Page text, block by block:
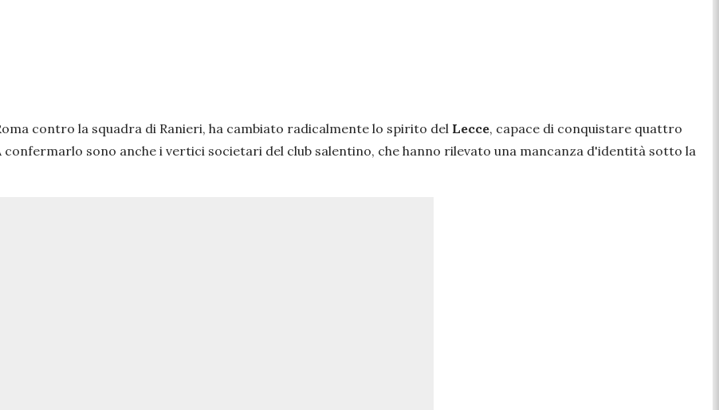
contro la squadra di Ranieri, ha cambiato radicalmente lo spirito del Lecce, capace di conquistare quattro
sono anche i vertici societari del club salentino, che hanno rilevato una mancanza d'identità sotto la